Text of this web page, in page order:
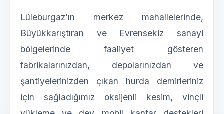
Lüleburgaz’ın merkez mahallelerinde,
Büyükkarıştıran ve Evrensekiz sanayi
bölgelerinde faaliyet gösteren
fabrikalarınızdan, depolarınızdan ve
şantiyelerinizden çıkan hurda demirleriniz
için sağladığımız oksijenli kesim, vinçli